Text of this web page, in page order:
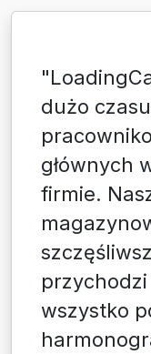
dużo
głównych
firmie.
wszystko